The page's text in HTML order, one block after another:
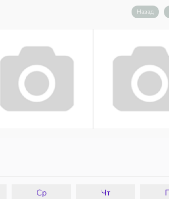
Назад
Ср Чт